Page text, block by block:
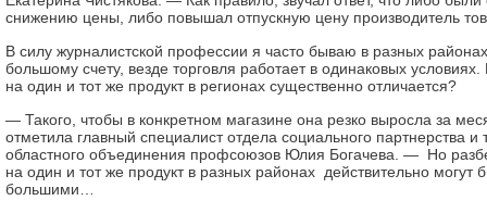
снижению цены, либо повышал отпускную цену производитель
В силу журналистской профессии я часто бываю в разных
большому счету, везде торговля работает в одинаковых
на один и тот же продукт в регионах существенно отличается?
— Такого, чтобы в конкретном магазине она резко выросла за
отметила главный специалист отдела социального партнерства
областного объединения профсоюзов Юлия Богачева. — Но
на один и тот же продукт в разных районах действительно могут
большими…